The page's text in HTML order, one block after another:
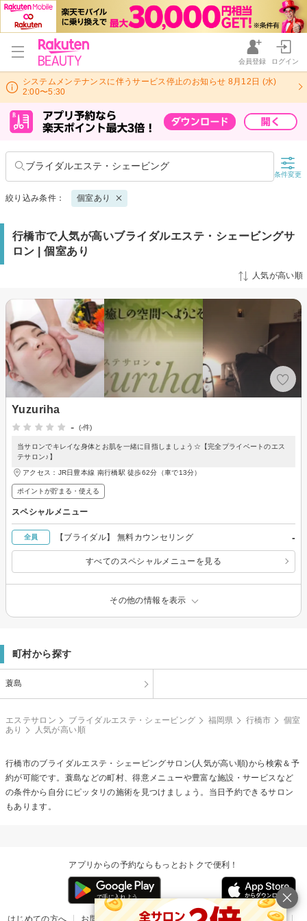
会員登録 ログイン
システムメンテナンスに伴うサービス停止のお知らせ 8月12日 (水)
2:00〜5:30
ブライダルエステ・シェービング
条件変更
絞り込み条件： 個室あり
行橋市で人気が高いブライダルエステ・シェービングサ
ロン | 個室あり
人気が高い順
Yuzuriha
-
(-件)
当サロンでキレイな身体とお肌を一緒に目指しましょう☆【完全プライベートのエス
テサロン♪】
アクセス：JR日豊本線 南行橋駅 徒歩62分（車で13分）
ポイントが貯まる・使える
スペシャルメニュー
全員 【ブライダル】 無料カウンセリング -
すべてのスペシャルメニューを見る
その他の情報を表示
町村から探す
蓑島
エステサロン ブライダルエステ・シェービング 福岡県 行橋市
個室
あり
人気が高い順
行橋市のブライダルエステ・シェービングサロン(人気が高い順)から検索＆予
約が可能です。蓑島などの町村、得意メニューや豊富な施設・サービスなど
の条件から自分にピッタリの施術を見つけましょう。当日予約できるサロン
もあります。
アプリからの予約ならもっとおトクで便利！
はじめての方へ お問い合わせ ヘルプ リリース情報 利用規約